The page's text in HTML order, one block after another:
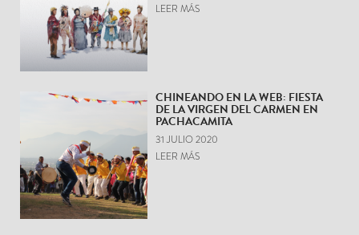
LEER MÁS
CHINEANDO EN LA WEB: FIESTA
DE LA VIRGEN DEL CARMEN EN
PACHACAMITA
31 JULIO 2020
LEER MÁS